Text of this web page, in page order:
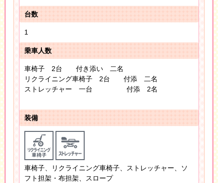
台数
1
乗車人数
車椅子 2台 付き添い 二名
リクライニング車椅子 2台 付添 二名
ストレッチャー 一台 付添 2名
装備
車椅子、リクライニング車椅子、ストレッチャー、ソ
フト担架・布担架、スロープ